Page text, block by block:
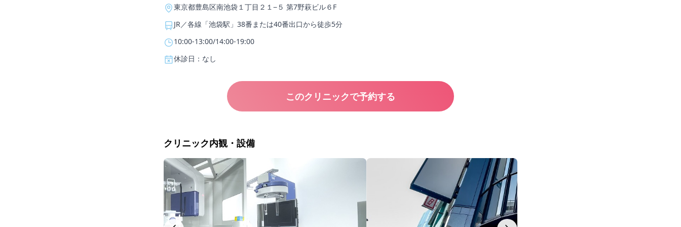
東京都豊島区南池袋１丁目２１−５ 第7野萩ビル６F
JR／各線「池袋駅」38番または40番出口から徒歩5分
10:00-13:00/14:00-19:00
休診日：なし
このクリニックで予約する
クリニック内観・設備